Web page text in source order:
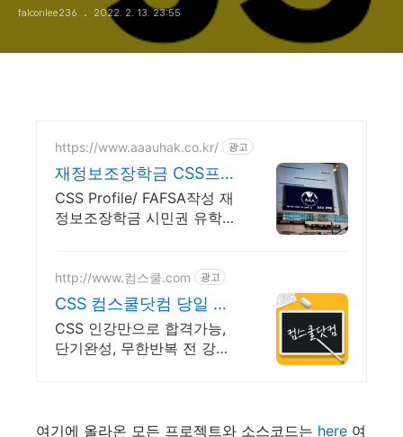
falconlee236 2022. 2. 13. 23:55
https://www.aaauhak.co.kr/ 광고
재정보조장학금 CSS프로
파일
CSS Profile/ FAFSA작성 재
정보조장학금 시민권 유학생
http://www.컴스쿨.com 광고
CSS 컴스쿨닷컴 당일 신
청&결제시 기프티콘!
CSS 인강만으로 합격가능,
단기완성, 무한반복 전 강좌
여기에 올라온 모든 프로젝트와 소스코드는 here 여